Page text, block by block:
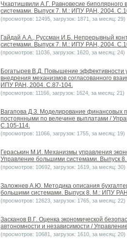
Чхартишвили А.Г. Равновесие
системами. Выпуск 7. М.: ИПУ РАН, 2004.
(просмотров: 12495, загрузок: 1871, за месяц: 29)
Гайдай А.А., Руссман И.Б. Непрерывный
системами. Выпуск 7. М.: ИПУ РАН, 2004.
(просмотров: 11036, загрузок: 1620, за месяц: 24)
Богатырев В.Д. Повышение эффективности
внедрения механизмов согласованного
ИПУ РАН, 2004. С.87-104.
(просмотров: 11166, загрузок: 1624, за месяц: 21)
Вагапова Д.З. Моделирование финансовых
постоянными по велечине выплатами /
С.105-114.
(просмотров: 11066, загрузок: 1755, за месяц: 19)
Гераськин М.И. Механизмы управления
Управление большими системами. Выпуск
(просмотров: 10692, загрузок: 1619, за месяц: 30)
Заложнев А.Ю. Методика описания
большими системами. Выпуск 8. М.: ИПУ
(просмотров: 12623, загрузок: 1765, за месяц: 22)
Засканов В.Г. Оценка экономической
автономности и независимости /
(просмотров: 10681, загрузок: 1610, за месяц: 20)